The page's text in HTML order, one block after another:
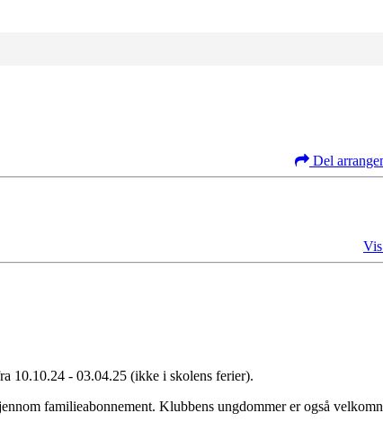
Del
10.10.24 - 03.04.25 (ikke i skolens ferier).
familieabonnement. Klubbens ungdommer er også